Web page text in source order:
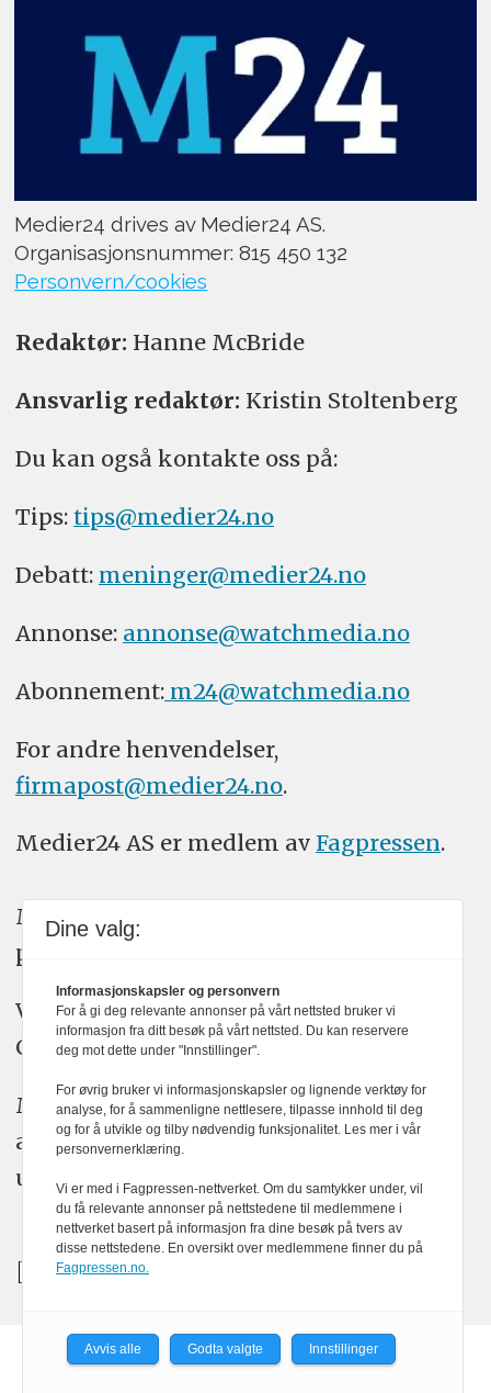
Medier24 drives av Medier24 AS.
Organisasjonsnummer: 815 450 132
Personvern/cookies
Redaktør: Hanne McBride
Ansvarlig redaktør: Kristin Stoltenberg
Du kan også kontakte oss på:
Tips: tips@medier24.no
Debatt: meninger@medier24.no
Annonse: annonse@watchmedia.no
Abonnement:m24@watchmedia.no
For andre henvendelser,
firmapost@medier24.no.
Medier24 AS er medlem av Fagpressen.
Medier24 arbeider etter Vær Varsom-
plakatens regler for god presseskikk.
Vi bruker KI-verktøy som ChatGPT,
Claude, og Gemini i journalistikken vår.
Medier24s redaksjon har alltid det fulle
ansvar for publisert innhold, med eller
uten bruk av kunstig intelligens.
Dine valg:
Informasjonskapsler og personvern
For å gi deg relevante annonser på vårt nettsted bruker vi
informasjon fra ditt besøk på vårt nettsted. Du kan reservere
deg mot dette under "Innstillinger".
For øvrig bruker vi informasjonskapsler og lignende verktøy for
analyse, for å sammenligne nettlesere, tilpasse innhold til deg
og for å utvikle og tilby nødvendig funksjonalitet. Les mer i vår
personvernerklæring.
Vi er med i Fagpressen-nettverket. Om du samtykker under, vil
du få relevante annonser på nettstedene til medlemmene i
nettverket basert på informasjon fra dine besøk på tvers av
disse nettstedene. En oversikt over medlemmene finner du på
Fagpressen.no.
Avvis alle Godta valgte Innstillinger